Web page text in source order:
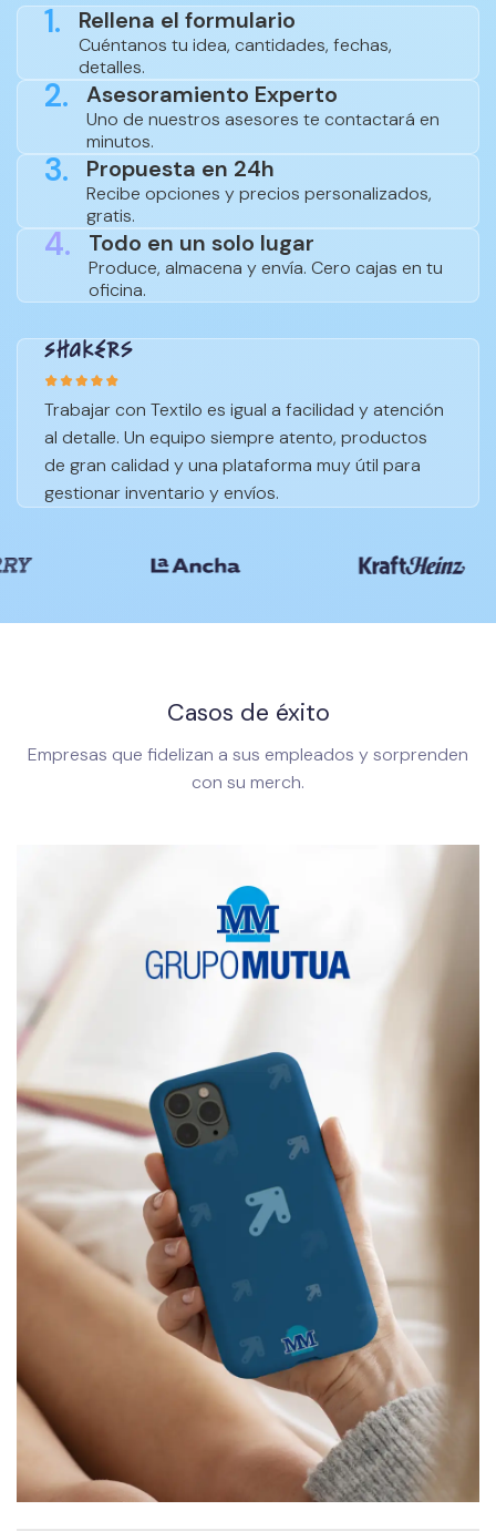
1. Rellena el formulario
Cuéntanos tu idea, cantidades, fechas,
detalles.
2. Asesoramiento Experto
Uno de nuestros asesores te contactará en
minutos.
3. Propuesta en 24h
Recibe opciones y precios personalizados,
gratis.
4. Todo en un solo lugar
Produce, almacena y envía. Cero cajas en tu
oficina.
Trabajar con Textilo es igual a facilidad y atención
al detalle. Un equipo siempre atento, productos
de gran calidad y una plataforma muy útil para
gestionar inventario y envíos.
Casos de éxito
Empresas que fidelizan a sus empleados y sorprenden
con su merch.